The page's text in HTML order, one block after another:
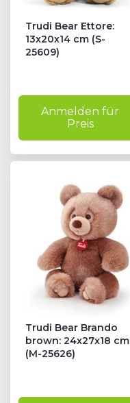
Trudi Bear Ettore:
13x20x14 cm (S-
25609)
Anmelden für
Preis
Trudi Bear Brando
brown: 24x27x18 cm
(M-25626)